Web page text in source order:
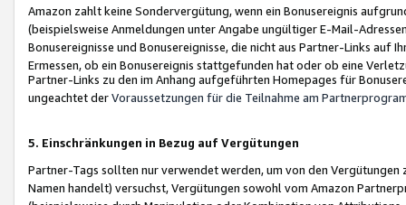
Amazon zahlt keine Sondervergütung, wenn ein Bonusereignis
(beispielsweise Anmeldungen unter Angabe ungültiger E-Mail-
Bonusereignisse und Bonusereignisse, die nicht aus Partner-Links auf
Ermessen, ob ein Bonusereignis stattgefunden hat oder ob eine
Partner-Links zu den im Anhang aufgeführten Homepages für
ungeachtet derVoraussetzungen für die Teilnahme am
5. Einschränkungen in Bezug auf Vergütungen
Partner-Tags sollten nur verwendet werden, um von den
Namen handelt) versuchst, Vergütungen sowohl vom Amazon